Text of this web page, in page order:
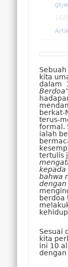
16/
kita
dalam
Berdoa
berkat-
terus-
formal.
ialah
tertulis
kepada
bahwa
berdoa
Sesuai
kita
ini 10
dengan